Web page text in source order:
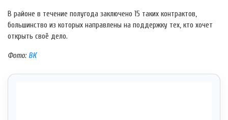
В районе в течение полугода заключено 15 таких контрактов,
большинство из которых направлены на поддержку тех, кто хочет
открыть своё дело.
Фото: ВК